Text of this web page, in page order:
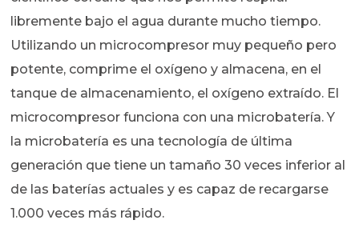
libremente bajo el agua durante mucho tiempo.
Utilizando un microcompresor muy pequeño pero
potente, comprime el oxígeno y almacena, en el
tanque de almacenamiento, el oxígeno extraído. El
microcompresor funciona con una microbatería. Y
la microbatería es una tecnología de última
generación que tiene un tamaño 30 veces inferior al
de las baterías actuales y es capaz de recargarse
1.000 veces más rápido.